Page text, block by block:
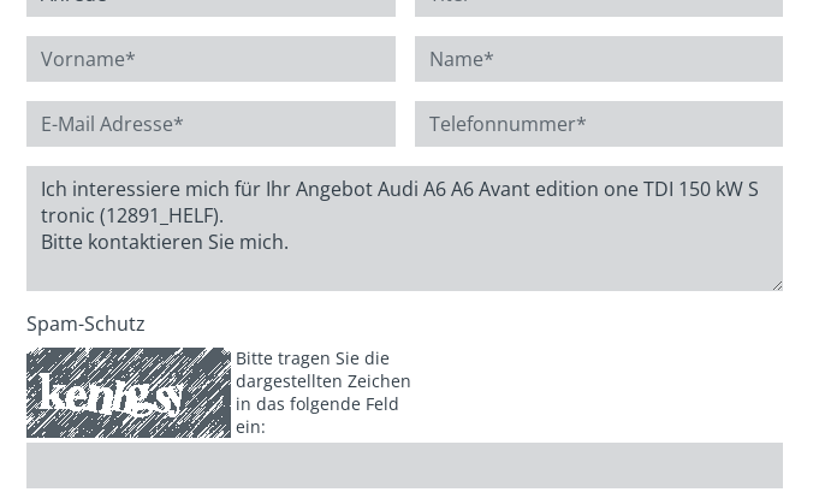
Spam-Schutz
Bitte tragen Sie die
dargestellten Zeichen
in das folgende Feld
ein: